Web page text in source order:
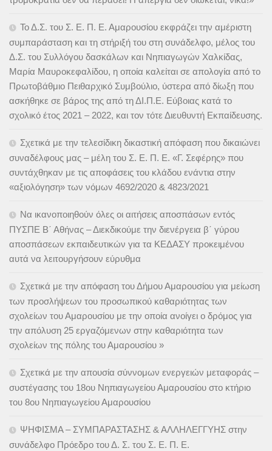
Το Δ.Σ. του Σ. Ε. Π. Ε. Αμαρουσίου εκφράζει την αμέριστη
συμπαράσταση και τη στήριξή του στη συνάδελφο, μέλος του
Δ.Σ. του Συλλόγου δασκάλων και Νηπιαγωγών Χαλκίδας,
Μαρία Μαυροκεφαλίδου, η οποία καλείται σε απολογία από το
Πρωτοβάθμιο Πειθαρχικό Συμβούλιο, ύστερα από δίωξη που
ασκήθηκε σε βάρος της από τη ΔΙ.Π.Ε. Εύβοιας κατά το
σχολικό έτος 2021 – 2022, και τον τότε Διευθυντή Εκπαίδευσης.
Σχετικά με την τελεσίδικη δικαστική απόφαση που δικαιώνει
συναδέλφους μας – μέλη του Σ. Ε. Π. Ε. «Γ. Σεφέρης» που
συντάχθηκαν με τις αποφάσεις του κλάδου ενάντια στην
«αξιολόγηση» των νόμων 4692/2020 & 4823/2021
Να ικανοποιηθούν όλες οι αιτήσεις αποσπάσων εντός
ΠΥΣΠΕ Β΄ Αθήνας – Διεκδικούμε την διενέργεια β΄ γύρου
αποσπάσεων εκπαιδευτικών για τα ΚΕΔΑΣΥ προκειμένου
αυτά να λειτουργήσουν εύρυθμα
Σχετικά με την απόφαση του Δήμου Αμαρουσίου για μείωση
των προσλήψεων του προσωπικού καθαριότητας των
σχολείων του Αμαρουσίου με την οποία ανοίγει ο δρόμος για
την απόλυση 25 εργαζόμενων στην καθαριότητα των
σχολείων της πόλης του Αμαρουσίου »
Σχετικά με την απουσία σύννομων ενεργειών μεταφοράς –
συστέγασης του 18ου Νηπιαγωγείου Αμαρουσίου στο κτήριο
του 8ου Νηπιαγωγείου Αμαρουσίου
ΨΗΦΙΣΜΑ – ΣΥΜΠΑΡΑΣΤΑΣΗΣ & ΑΛΛΗΛΕΓΓΥΗΣ στην
συνάδελφο Πρόεδρο του Δ. Σ. του Σ. Ε. Π. Ε.